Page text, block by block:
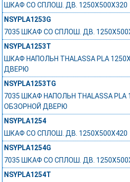
ШКАФ СО СПЛОШ. ДВ. 1250Х500Х320
NSYPLA1253G
7035 ШКАФ СО СПЛОШ. ДВ.
NSYPLA1253T
ШКАФ НАПОЛЬН THALASSA PLA
ДВЕРЮ
NSYPLA1253TG
7035 ШКАФ НАПОЛЬН THALASSA PLA
ОБЗОРНОЙ ДВЕРЮ
NSYPLA1254
ШКАФ СО СПЛОШ. ДВ. 1250Х500Х420
NSYPLA1254G
7035 ШКАФ СО СПЛОШ. ДВ.
NSYPLA1254T